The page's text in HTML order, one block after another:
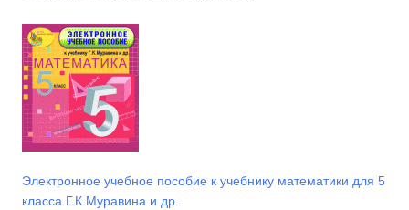
Электронное учебное пособие к учебнику математики для 5
класса Г.К.Муравина и др.